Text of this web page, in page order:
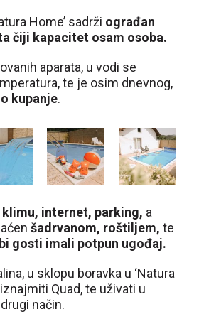
Home’ sadrži ograđan
čiji kapacitet osam osoba.
aparata, u vodi se
te je osim dnevnog,
kupanje.
klimu, internet, parking, a
šadrvanom, roštiljem, te
gosti imali potpun ugođaj.
u sklopu boravka u ‘Natura
Quad, te uživati u
način.